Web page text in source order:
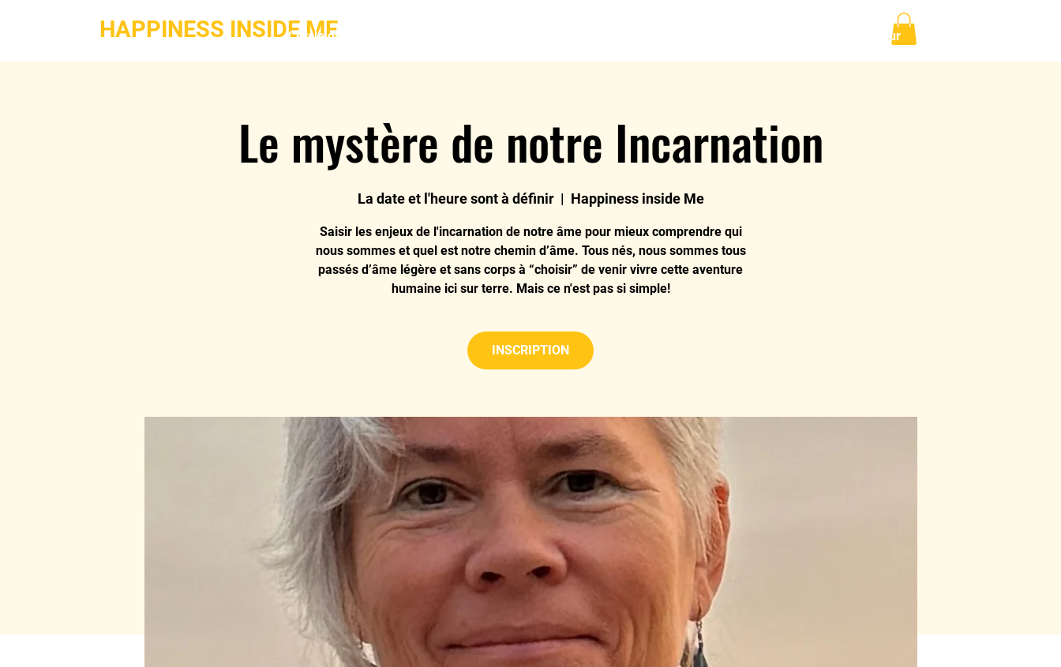
HAPPINESS INSIDE MECercle de Bonheur Blog de Bonheur
Le mystère de notre Incarnation
La date et l'heure sont à définir
  |
Happiness inside Me
Saisir les enjeux de l'incarnation de notre âme pour mieux comprendre qui
nous sommes et quel est notre chemin d’âme. Tous nés, nous sommes tous
passés d’âme légère et sans corps à “choisir” de venir vivre cette aventure
humaine ici sur terre. Mais ce n'est pas si simple!
INSCRIPTION